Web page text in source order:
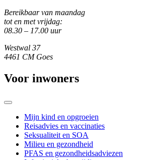
Bereikbaar van maandag
tot en met vrijdag:
08.30 – 17.00 uur
Westwal 37
4461 CM Goes
Voor inwoners
Mijn kind en opgroeien
Reisadvies en vaccinaties
Seksualiteit en SOA
Milieu en gezondheid
PFAS en gezondheidsadviezen